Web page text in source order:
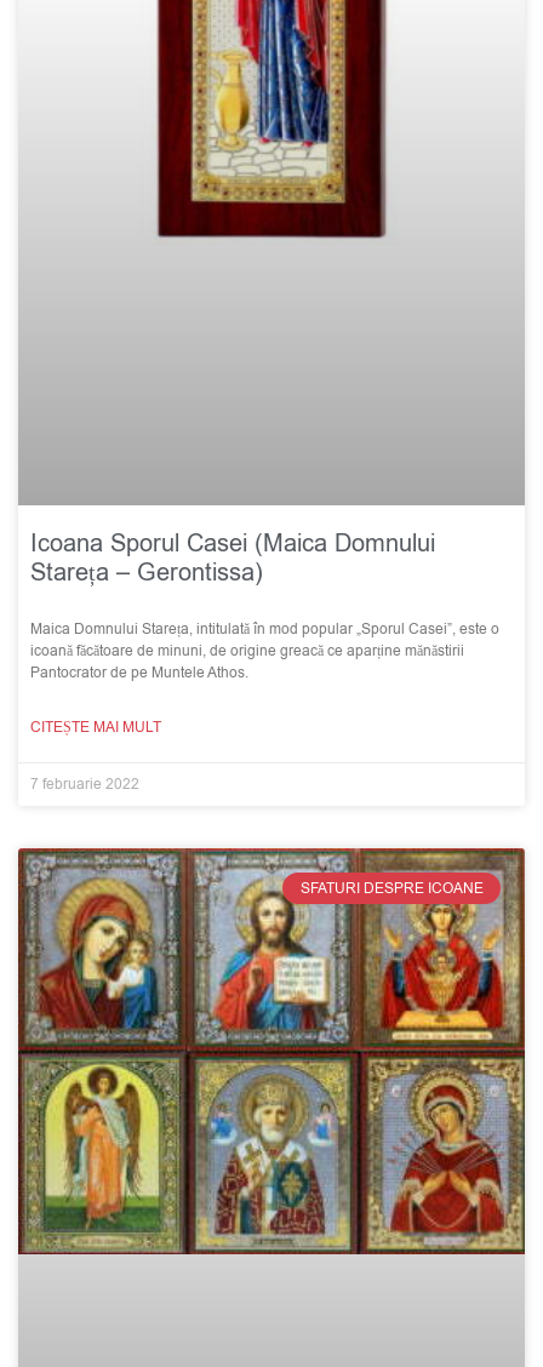
Icoana Sporul Casei (Maica Domnului
Stareța – Gerontissa)
Maica Domnului Stareța, intitulată în mod popular „Sporul Casei”, este o
icoană făcătoare de minuni, de origine greacă ce aparține mănăstirii
Pantocrator de pe Muntele Athos.
CITEȘTE MAI MULT
7 februarie 2022
SFATURI DESPRE ICOANE